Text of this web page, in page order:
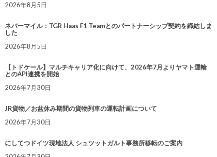
2026年8月5日
ネバーマイル：TGR Haas F1 Teamとのパートナーシップ契約を締結しま
した
2026年8月5日
【トドケール】マルチキャリア化に向けて、2026年7月よりヤマト運輸
とのAPI連携を開始
2026年7月30日
JR貨物／お盆休み期間の貨物列車の運転計画について
2026年7月30日
にしてつドイツ現地法人 シュツットガルト事務所移転のご案内